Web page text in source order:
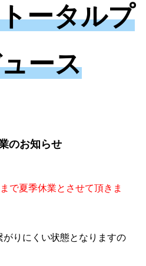
ータルプ
ース
のお知らせ
まで夏季休業とさせて頂きま
りにくい状態となりますの